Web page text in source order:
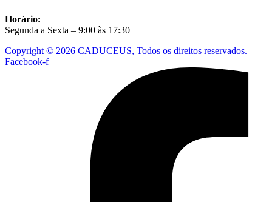
Horário:
Segunda a Sexta – 9:00 às 17:30
Copyright © 2026 CADUCEUS, Todos os direitos reservados.
Facebook-f